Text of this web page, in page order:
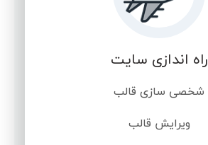
راه اندازی سایت
شخصی سازی قالب
ویرایش قالب